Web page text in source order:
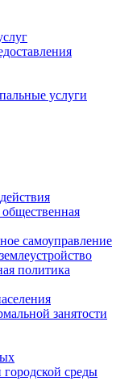
услуги
самоуправление
политика
занятости
среды